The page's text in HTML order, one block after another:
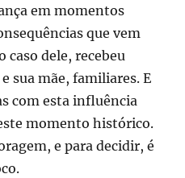
em momentos
que vem
caso dele, recebeu
sua mãe, familiares. E
com esta influência
momento histórico.
e para decidir, é